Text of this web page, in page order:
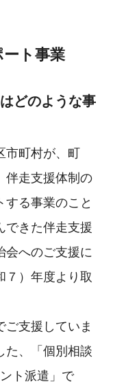
ート事業
どのような事
町村が、町
伴走支援体制の
する事業のこと
できた伴走支援
会へのご支援に
７）年度より取
ご支援していま
た、「個別相談
ト派遣」で